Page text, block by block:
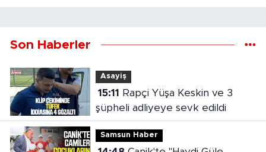
Son Haberler
Asayiş
15:11
şüpheli adliyeye sevk edildi
Samsun Haber